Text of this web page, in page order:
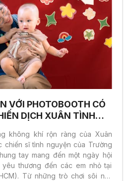
VỚI PHOTOBOOTH CÓ
DỊCH XUÂN TÌNH
không khí rộn ràng của Xuân
chiến sĩ tình nguyện của Trường
tay mang đến một ngày hội
thương đến các em nhỏ tại
Từ những trò chơi sôi nổi,